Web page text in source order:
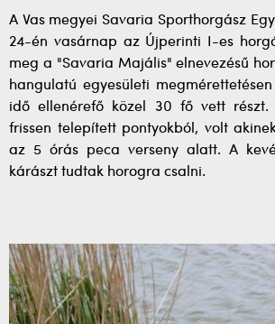
A Vas megyei Savaria Sporthorgász
24-én vasárnap az Újperinti I-es
meg a "Savaria Majális" elnevezésű
hangulatú egyesületi
idő ellenérefő közel 30 fő vett
frissen telepített pontyokból, volt
az 5 órás peca verseny alatt. A
kárászt tudtak horogra csalni.